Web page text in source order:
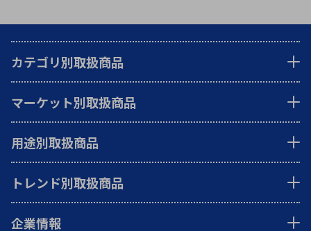
カテゴリ別取扱商品
マーケット別取扱商品
用途別取扱商品
トレンド別取扱商品
企業情報